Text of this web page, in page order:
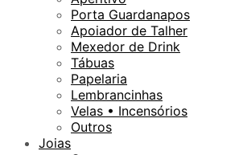
Porta Guardanapos
Apoiador de Talher
Mexedor de Drink
Tábuas
Papelaria
Lembrancinhas
Velas • Incensórios
Outros
Joias